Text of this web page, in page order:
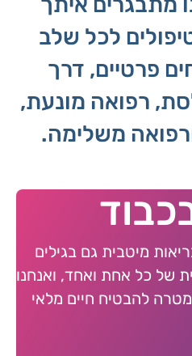
לכל שלב
פרטיים, דרך
רפואה מונעת,
משלימה.
מיטבית גם בגילים
של כל אחת ואחד, ואנחנו
להבטיח חיים מלאי